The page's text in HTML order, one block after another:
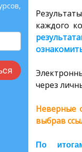
каждого
через
Неверные
выбрав
По